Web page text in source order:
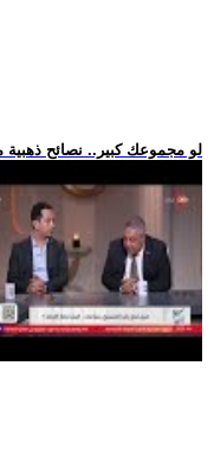
.. لو مجموعك كبير.. نصائح